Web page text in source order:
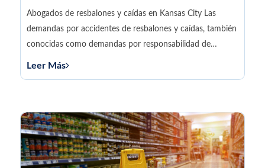
Abogados de resbalones y caídas en Kansas City Las
demandas por accidentes de resbalones y caídas, también
conocidas como demandas por responsabilidad de
Leer Más